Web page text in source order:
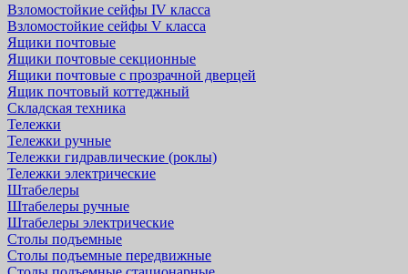
Взломостойкие сейфы IV класса
Взломостойкие сейфы V класса
Ящики почтовые
Ящики почтовые секционные
Ящики почтовые с прозрачной дверцей
Ящик почтовый коттеджный
Складская техника
Тележки
Тележки ручные
Тележки гидравлические (роклы)
Тележки электрические
Штабелеры
Штабелеры ручные
Штабелеры электрические
Столы подъемные
Столы подъемные передвижные